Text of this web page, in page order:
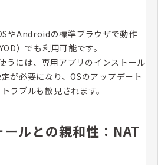
やAndroidの標準ブラウザで動作
）でも利用可能です。
うには、専用アプリのインストール
が必要になり、OSのアップデート
ラブルも散見されます。
ルとの親和性：NAT